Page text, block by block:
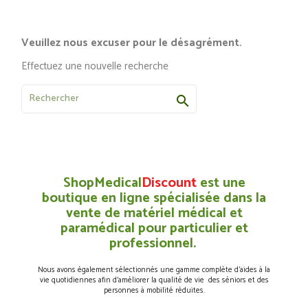
Veuillez nous excuser pour le désagrément.
Effectuez une nouvelle recherche

ShopMedicalDiscountest une
boutique en ligne spécialisée dans la
vente de matériel médical et
paramédical pour particulier et
professionnel.
Nous avons également sélectionnés une gamme complète d’aides à la
vie quotidiennes afin d’améliorer la qualité de vie des séniors et des
personnes à mobilité réduites.